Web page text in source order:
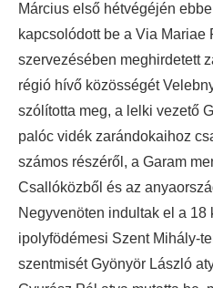
Március első hétvégéjén
kapcsolódott be a Via Mariae
szervezésében meghirdetett
régió hívő közösségét
szólította meg, a lelki vezető
palóc vidék zarándokaihoz
számos részéről, a Garam
Csallóközből és az
Negyvenöten indultak el a 18
ipolyfödémesi Szent Mihály-
szentmisét Gyönyör László